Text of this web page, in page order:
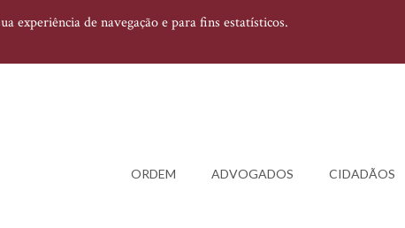
experiência de navegação e para fins estatísticos.
ORDEM ADVOGADOS CIDADÃOS